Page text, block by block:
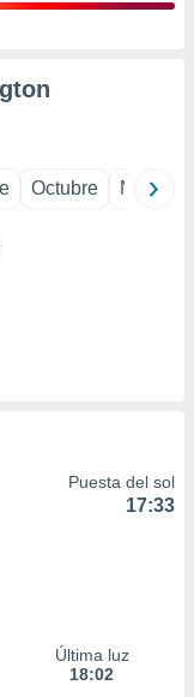
Octubre
Puesta del sol
17:33
Última luz
18:02